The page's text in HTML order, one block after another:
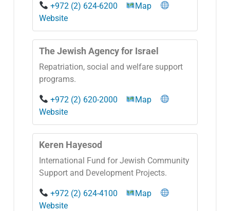
+972 (2) 624-6200
Map
Website
The Jewish Agency for Israel
Repatriation, social and welfare support
programs.
+972 (2) 620-2000
Map
Website
Keren Hayesod
International Fund for Jewish Community
Support and Development Projects.
+972 (2) 624-4100
Map
Website